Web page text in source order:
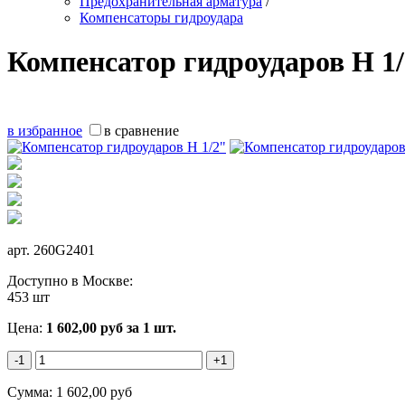
Компенсаторы гидроудара
Компенсатор гидроударов Н
в избранное в сравнение
арт. 260G2401
Доступно в Москве:
453 шт
Цена: 1 602,00 руб за 1 шт.
-1 +1
Сумма: 1 602,00 руб